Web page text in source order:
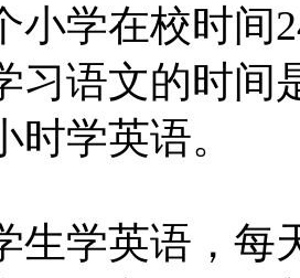
小学在校时间
习语文的时间
学英语。
生学英语，每